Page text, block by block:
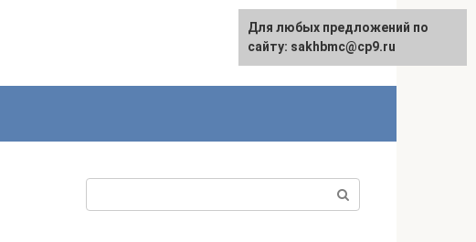
English
Для любых предложений по
сайту: sakhbmc@cp9.ru